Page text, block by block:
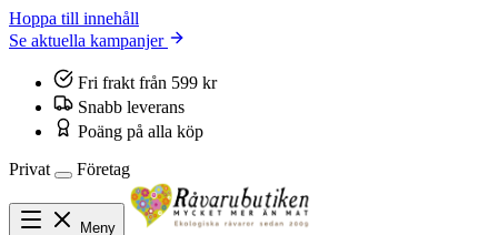
Hoppa till innehåll
Se aktuella kampanjer
Fri frakt från 599 kr
Snabb leverans
Poäng på alla köp
Privat
Företag
Meny